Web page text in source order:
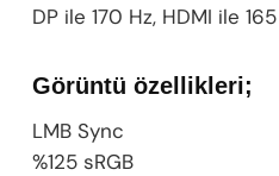
DP ile 170 Hz, HDMI ile
Görüntü özellikleri;
LMB Sync
%125 sRGB